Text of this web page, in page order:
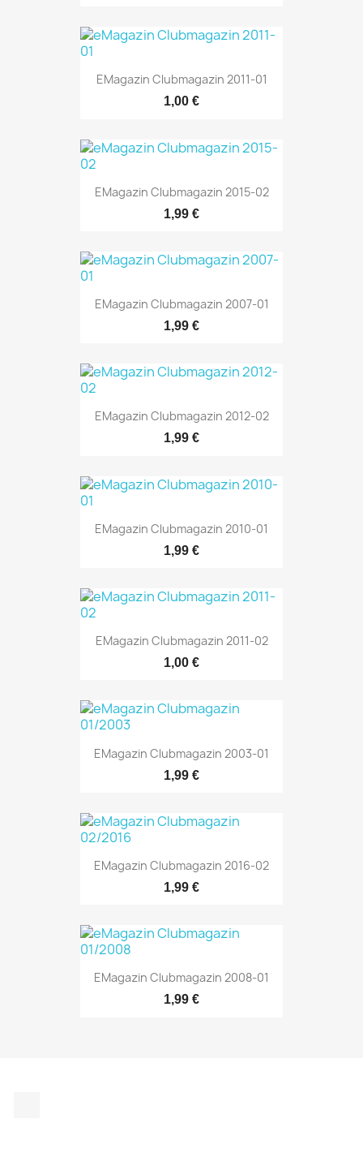
EMagazin Clubmagazin 2011-01
1,00 €
EMagazin Clubmagazin 2015-02
1,99 €
EMagazin Clubmagazin 2007-01
1,99 €
EMagazin Clubmagazin 2012-02
1,99 €
EMagazin Clubmagazin 2010-01
1,99 €
EMagazin Clubmagazin 2011-02
1,00 €
EMagazin Clubmagazin 2003-01
1,99 €
EMagazin Clubmagazin 2016-02
1,99 €
EMagazin Clubmagazin 2008-01
1,99 €